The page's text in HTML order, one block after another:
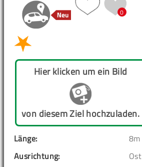
0
Hier klicken um ein Bild
von diesem Ziel hochzuladen.
Länge:
8m
Ausrichtung:
Ost